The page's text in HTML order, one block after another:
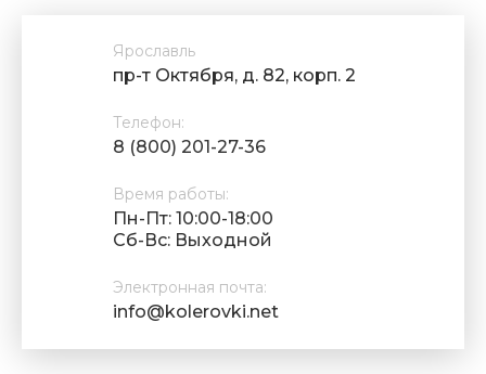
Ярославль
пр-т Октября, д. 82, корп. 2
Телефон:
8 (800) 201-27-36
Время работы:
Пн-Пт: 10:00-18:00
Cб-Вс: Выходной
Электронная почта:
info@kolerovki.net